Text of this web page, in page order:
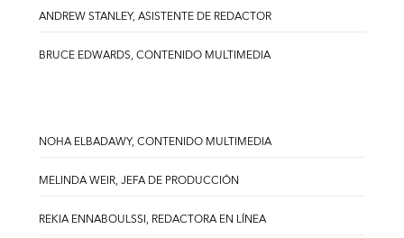
ANDREW STANLEY, ASISTENTE DE REDACTOR
BRUCE EDWARDS, CONTENIDO MULTIMEDIA
NOHA ELBADAWY, CONTENIDO MULTIMEDIA
MELINDA WEIR, JEFA DE PRODUCCIÓN
REKIA ENNABOULSSI, REDACTORA EN LÍNEA